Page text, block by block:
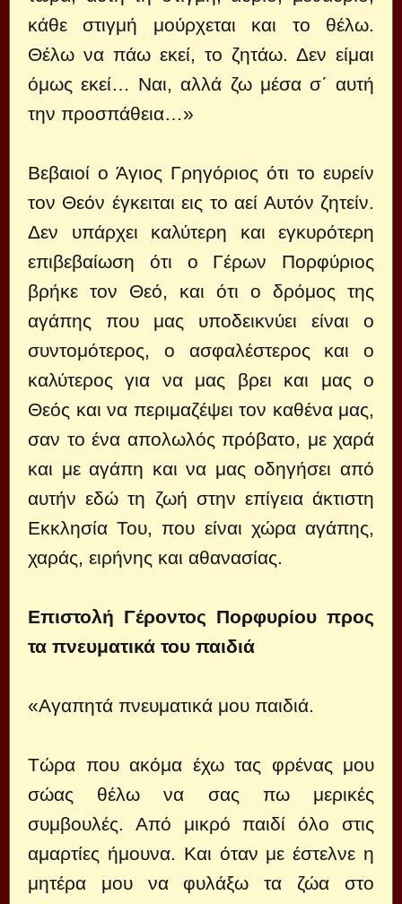
κάθε στιγμή μούρχεται και το θέλω.
Θέλω να πάω εκεί, το ζητάω. Δεν είμαι
όμως εκεί… Ναι, αλλά ζω μέσα σ΄ αυτή
την προσπάθεια…»
Βεβαιοί ο Άγιος Γρηγόριος ότι το ευρείν
τον Θεόν έγκειται εις το αεί Αυτόν ζητείν.
Δεν υπάρχει καλύτερη και εγκυρότερη
επιβεβαίωση ότι ο Γέρων Πορφύριος
βρήκε τον Θεό, και ότι ο δρόμος της
αγάπης που μας υποδεικνύει είναι ο
συντομότερος, ο ασφαλέστερος και ο
καλύτερος για να μας βρει και μας ο
Θεός και να περιμαζέψει τον καθένα μας,
σαν το ένα απολωλός πρόβατο, με χαρά
και με αγάπη και να μας οδηγήσει από
αυτήν εδώ τη ζωή στην επίγεια άκτιστη
Εκκλησία Του, που είναι χώρα αγάπης,
χαράς, ειρήνης και αθανασίας.
Επιστολή Γέροντος Πορφυρίου προς
τα πνευματικά του παιδιά
«Αγαπητά πνευματικά μου παιδιά.
Τώρα που ακόμα έχω τας φρένας μου
σώας θέλω να σας πω μερικές
συμβουλές. Από μικρό παιδί όλο στις
αμαρτίες ήμουνα. Και όταν με έστελνε η
μητέρα μου να φυλάξω τα ζώα στο